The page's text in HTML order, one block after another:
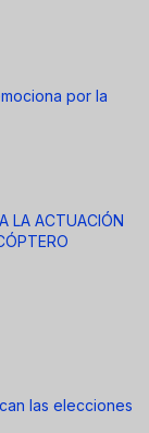
por la
LA ACTUACIÓN
las elecciones